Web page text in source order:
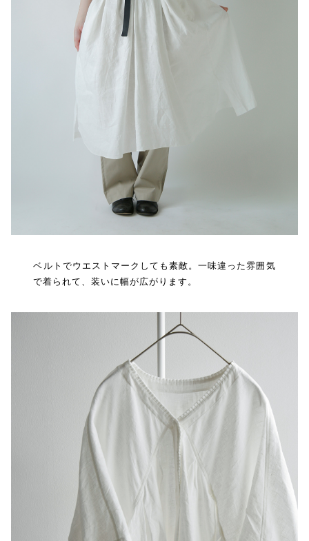
ベルトでウエストマークしても素敵。一味違った雰囲気
で着られて、装いに幅が広がります。